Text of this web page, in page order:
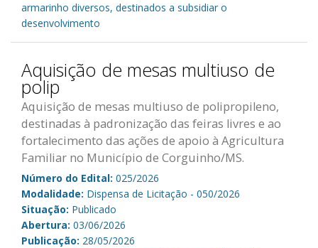
armarinho diversos, destinados a subsidiar o
desenvolvimento
Aquisição de mesas multiuso de
polip
Aquisição de mesas multiuso de polipropileno,
destinadas à padronização das feiras livres e ao
fortalecimento das ações de apoio à Agricultura
Familiar no Município de Corguinho/MS.
Número do Edital: 025/2026
Modalidade: Dispensa de Licitação - 050/2026
Situação: Publicado
Abertura: 03/06/2026
Publicação: 28/05/2026